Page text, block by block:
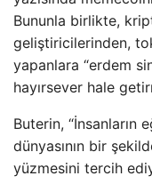
Bununla birlikte,
geliştiricilerinden,
yapanlara “erdem
hayırsever hale
Buterin,
dünyasının bir
yüzmesini tercih